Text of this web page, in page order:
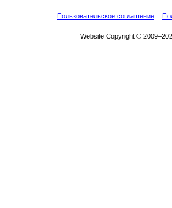
Пользовательское соглашение
Website Copyright ©